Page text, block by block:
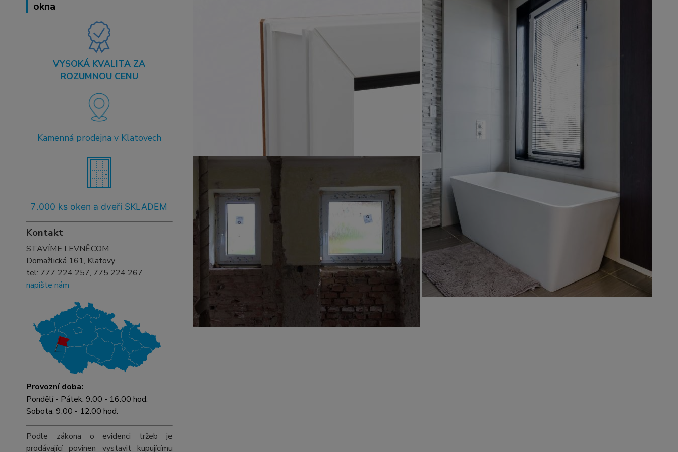
okna
VYSOKÁ KVALITA ZA
ROZUMNOU CENU
Kamenná prodejna v Klatovech
7.000 ks oken a dveří SKLADEM
Kontakt
STAVÍME LEVNĚ.COM
Domažlická 161, Klatovy
tel: 777 224 257, 775 224 267
napište nám
Provozní doba:
Pondělí - Pátek: 9.00 - 16.00 hod.
Sobota: 9.00 - 12.00 hod.
Podle zákona o evidenci tržeb je
prodávající povinen vystavit kupujícímu